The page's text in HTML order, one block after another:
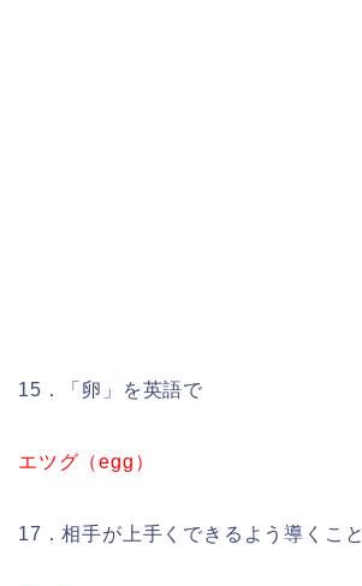
15．「卵」を英語で
エツグ（egg）
17．相手が上手くできるよう導くこと